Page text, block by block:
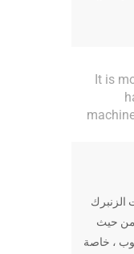
فيما
الزنبرك
من حيث
، خاصة